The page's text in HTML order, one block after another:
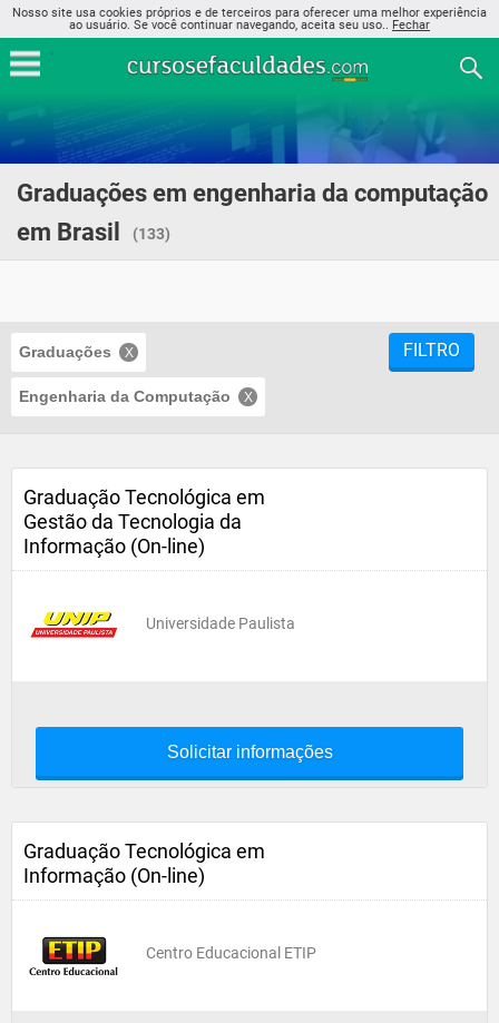
Nosso site usa cookies próprios e de terceiros para oferecer uma melhor experiência
ao usuário. Se você continuar navegando, aceita seu uso.. Fechar
Graduações em engenharia da computação
em Brasil
(133)
Graduações
Engenharia da Computação
FILTRO
Graduação Tecnológica em
Gestão da Tecnologia da
Informação (On-line)
Universidade Paulista
Solicitar informações
Graduação Tecnológica em
Informação (On-line)
Centro Educacional ETIP